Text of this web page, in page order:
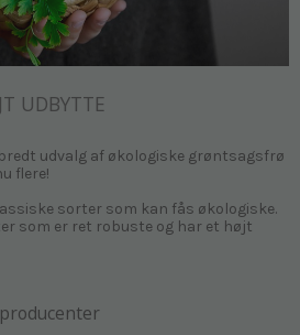
UDBYTTE
udvalg af økologiske grøntsagsfrø
flere!
sorter som kan fås økologiske.
som er ret robuste og har et højt